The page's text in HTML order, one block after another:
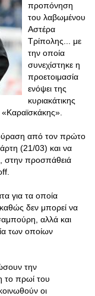
προπόνηση
του λαβωμένου
Αστέρα
Τρίπολης... με
την οποία
συνεχίστηκε η
προετοιμασία
ενόψει της
κυριακάτικης
από τον πρώτο
(21/03) και να
στην προσπάθειά
για τα οποία
καθώς δεν μπορεί να
αλλά και
των οποίων
την
το πρωί του
οι